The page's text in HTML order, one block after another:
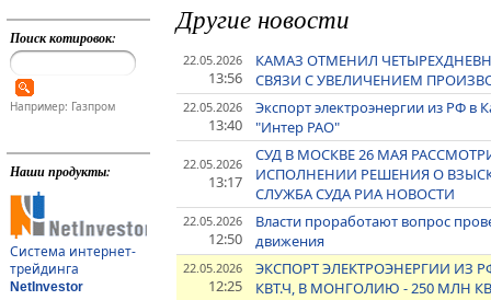
Поиск котировок:
Например: Газпром
Наши продукты:
Система интернет-
трейдинга
NetInvestor
Другие новости
22.05.2026
13:56
КАМАЗ ОТМЕНИЛ
СВЯЗИ С УВЕЛИЧЕНИЕМ
22.05.2026
13:40
Экспорт электроэнергии из РФ в
"Интер РАО"
22.05.2026
13:17
СУД В МОСКВЕ 26 МАЯ
ИСПОЛНЕНИИ РЕШЕНИЯ О
СЛУЖБА СУДА РИА НОВОСТИ
22.05.2026
12:50
Власти проработают вопрос
движения
22.05.2026
12:25
ЭКСПОРТ ЭЛЕКТРОЭНЕРГИИ ИЗ
КВТ.Ч, В МОНГОЛИЮ - 250 МЛН